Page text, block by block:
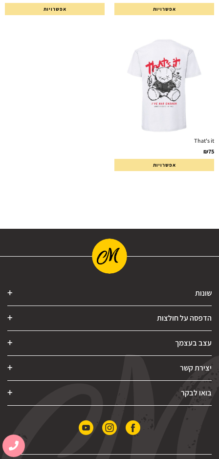
אפשרויות אפשרויות
That's it
₪75
אפשרויות
שונות
הדפסה על חולצות
עצב בעצמך
יצירת קשר
בואו לבקר